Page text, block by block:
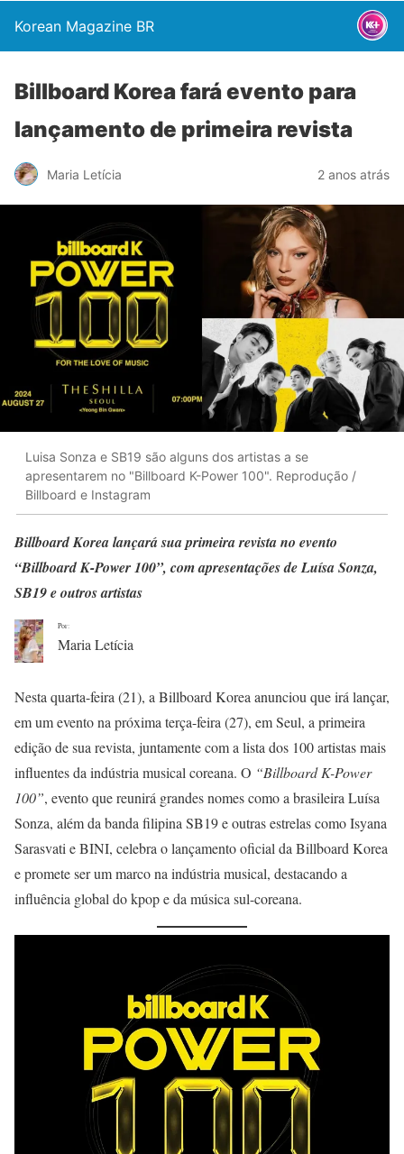
Korean Magazine BR
Billboard Korea fará evento para
lançamento de primeira revista
Maria Letícia 2 anos atrás
Luisa Sonza e SB19 são alguns dos artistas a se
apresentarem no "Billboard K-Power 100". Reprodução /
Billboard e Instagram
Billboard Korea lançará sua primeira revista no evento
“Billboard K-Power 100”, com apresentações de Luísa Sonza,
SB19 e outros artistas
Por:
Maria Letícia
Nesta quarta-feira (21), a Billboard Korea anunciou que irá lançar,
em um evento na próxima terça-feira (27), em Seul, a primeira
edição de sua revista, juntamente com a lista dos 100 artistas mais
influentes da indústria musical coreana. O “Billboard K-Power
100”, evento que reunirá grandes nomes como a brasileira Luísa
Sonza, além da banda filipina SB19 e outras estrelas como Isyana
Sarasvati e BINI, celebra o lançamento oficial da Billboard Korea
e promete ser um marco na indústria musical, destacando a
influência global do kpop e da música sul-coreana.